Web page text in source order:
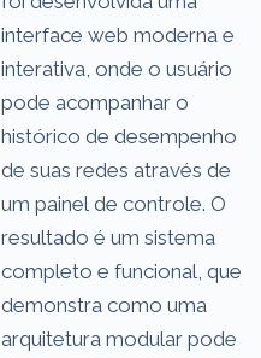
interface web moderna e
interativa, onde o usuário
pode acompanhar o
histórico de desempenho
de suas redes através de
um painel de controle. O
resultado é um sistema
completo e funcional, que
demonstra como uma
arquitetura modular pode